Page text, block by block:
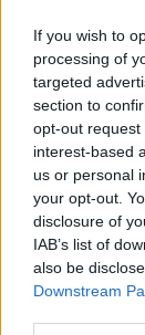
If you wish to
processing of
targeted
section to
opt-out request
interest-based
us or personal
your opt-out.
disclosure of
IAB’s list of
also be
Downstream
fellépésként
produkciót,
mindenki
Persze, az
állatos
lehetőséget
rendezők
előbbi
a színpadot,
orrukat
könyörögni.
Raffa